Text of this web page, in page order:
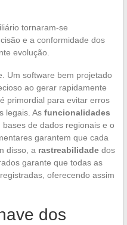
tornaram-se
e a conformidade dos
evolução.
Um software bem projetado
ao gerar rapidamente
é primordial para evitar erros
legais. As funcionalidades
de dados regionais e o
garantem que cada
disso, a rastreabilidadedos
garante que todas as
oferecendo assim
dos